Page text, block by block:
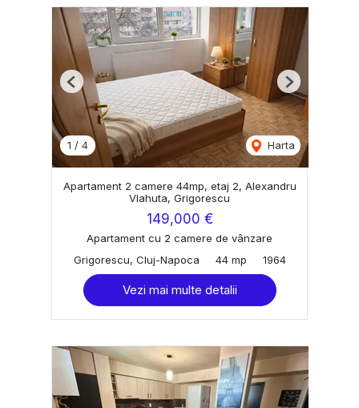
1 / 4 Harta
Previous Next
Apartament 2 camere 44mp, etaj 2, Alexandru
Vlahuta, Grigorescu
149,000 €
Apartament cu 2 camere de vânzare
Grigorescu, Cluj-Napoca
44 mp 1964
Vezi mai multe detalii